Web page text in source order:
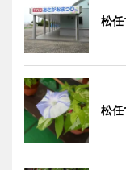
松任
松任